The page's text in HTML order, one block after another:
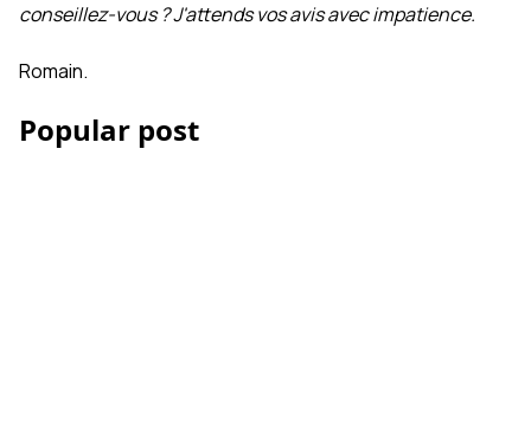
conseillez-vous ? J'attends vos avis avec impatience.
Romain.
Popular post